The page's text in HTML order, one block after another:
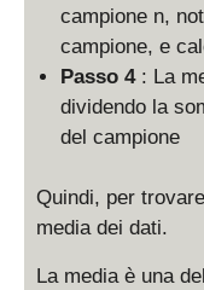
campione n,
campione, e
Passo 4 : La
dividendo la
del campione
Quindi, per
media dei dati.
La media è una